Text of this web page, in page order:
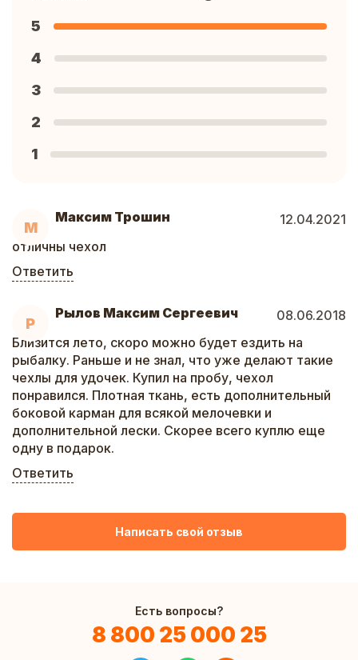
М
Максим Трошин
12.04.2021
отличны чехол
Ответить
Р
Рылов Максим Сергеевич
08.06.2018
Близится лето, скоро можно будет ездить на
рыбалку. Раньше и не знал, что уже делают такие
чехлы для удочек. Купил на пробу, чехол
понравился. Плотная ткань, есть дополнительный
боковой карман для всякой мелочевки и
дополнительной лески. Скорее всего куплю еще
одну в подарок.
Ответить
5
4
3
2
1
Написать свой отзыв
Есть вопросы?
8 800 25 000 25